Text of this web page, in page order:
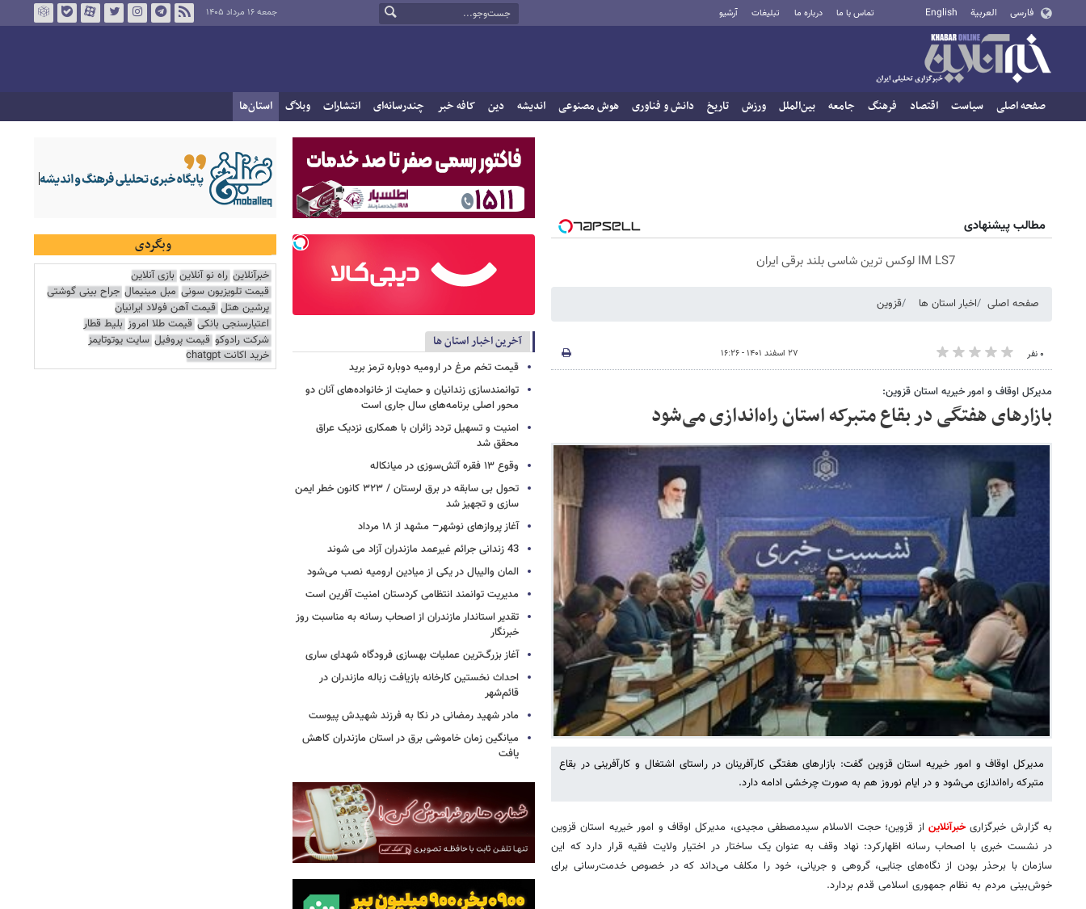
فارسی العربية English تماس با ما درباره ما تبلیغات آرشیو جمعه ۱۶ مرداد ۱۴۰۵
صفحه اصلی سیاست اقتصاد فرهنگ جامعه بین‌الملل ورزش تاریخ دانش و فناوری هوش مصنوعی اندیشه دین کافه خبر چندرسانه‌ای انتشارات وبلاگ استان‌ها
مطالب پیشنهادی
IM LS7 لوکس ترین شاسی بلند برقی ایران
صفحه اصلی اخبار استان ها قزوین
۰ نفر ۲۷ اسفند ۱۴۰۱ - ۱۶:۲۶
مدیرکل اوقاف و امور خیریه استان قزوین:
بازارهای هفتگی در بقاع متبرکه استان راه‌اندازی می‌شود
مدیرکل اوقاف و امور خیریه استان قزوین گفت: بازارهای هفتگی کارآفرینان در راستای اشتغال و کارآفرینی در بقاع
متبرکه راه‌اندازی می‌شود و در ایام نوروز هم به صورت چرخشی ادامه دارد.
به گزارش خبرگزاریخبرآنلاین از قزوین؛ حجت الاسلام سیدمصطفی مجیدی، مدیرکل اوقاف و امور خیریه استان قزوین
در نشست خبری با اصحاب رسانه اظهارکرد: نهاد وقف به عنوان یک ساختار در اختیار ولایت فقیه قرار دارد که این
سازمان با برحذر بودن از نگاه‌های جنایی، گروهی و جریانی، خود را مکلف می‌داند که در خصوص خدمت‌رسانی برای
خوش‌بینی مردم به نظام جمهوری اسلامی قدم بردارد.
آخرین اخبار استان ها
قیمت تخم مرغ در ارومیه دوباره ترمز برید
توانمندسازی زندانیان و حمایت از خانواده‌های آنان دو
محور اصلی برنامه‌های سال جاری است
امنیت و تسهیل تردد زائران با همکاری نزدیک عراق
محقق شد
وقوع ۱۳ فقره آتش‌سوزی در میانکاله
تحول بی سابقه در برق لرستان / ۳۲۳ کانون خطر ایمن
سازی و تجهیز شد
آغاز پروازهای نوشهر– مشهد از ۱۸ مرداد
43 زندانی جرائم غیرعمد مازندران آزاد می شوند
المان والیبال در یکی از میادین ارومیه نصب می‌شود
مدیریت توانمند انتظامی کردستان امنیت آفرین است
تقدیر استاندار مازندران از اصحاب رسانه به مناسبت روز
خبرنگار
آغاز بزرگ‌ترین عملیات بهسازی فرودگاه شهدای ساری
احداث نخستین کارخانه بازیافت زباله مازندران در
قائم‌شهر
مادر شهید رمضانی در نکا به فرزند شهیدش پیوست
میانگین زمان خاموشی برق در استان مازندران کاهش
یافت
وبگردی
خبرآنلاین راه نو آنلاین بازی آنلاین
قیمت تلویزیون سونی مبل مینیمال جراح بینی گوشتی
پرشین هتل قیمت آهن فولاد ایرانیان
اعتبارسنجی بانکی قیمت طلا امروز بلیط قطار
شرکت رادوکو قیمت پروفیل سایت یوتوتایمز
خرید اکانت chatgpt